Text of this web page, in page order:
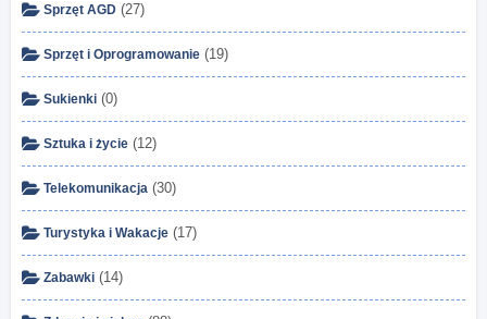
Sprzęt AGD (27)
Sprzęt i Oprogramowanie (19)
Sukienki (0)
Sztuka i życie (12)
Telekomunikacja (30)
Turystyka i Wakacje (17)
Zabawki (14)